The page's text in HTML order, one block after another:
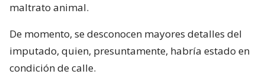
maltrato animal.
De momento, se desconocen mayores detalles del
imputado, quien, presuntamente, habría estado en
condición de calle.